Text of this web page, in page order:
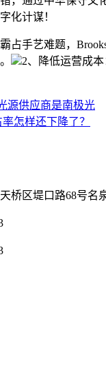
化计谋！
手艺难题，Brooks
2、降低运营成
源供应商是南极光
怎样还下降了？
桥区堤口路68号名